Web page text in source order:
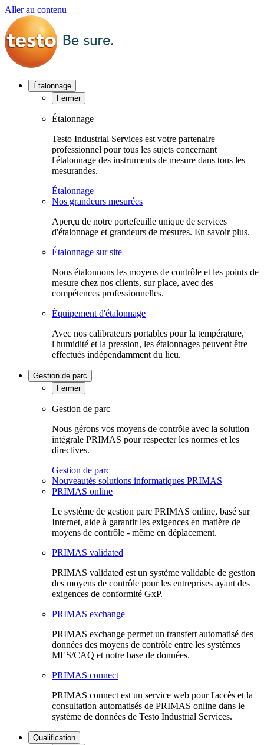
Aller au contenu
Étalonnage
Fermer
Étalonnage
Testo Industrial Services est votre partenaire
professionnel pour tous les sujets concernant
l'étalonnage des instruments de mesure dans tous les
mesurandes.
Étalonnage
Nos grandeurs mesurées
Aperçu de notre portefeuille unique de services
d'étalonnage et grandeurs de mesures. En savoir plus.
Étalonnage sur site
Nous étalonnons les moyens de contrôle et les points de
mesure chez nos clients, sur place, avec des
compétences professionnelles.
Équipement d'étalonnage
Avec nos calibrateurs portables pour la température,
l'humidité et la pression, les étalonnages peuvent être
effectués indépendamment du lieu.
Gestion de parc
Fermer
Gestion de parc
Nous gérons vos moyens de contrôle avec la solution
intégrale PRIMAS pour respecter les normes et les
directives.
Gestion de parc
Nouveautés solutions informatiques PRIMAS
PRIMAS online
Le système de gestion parc PRIMAS online, basé sur
Internet, aide à garantir les exigences en matière de
moyens de contrôle - même en déplacement.
PRIMAS validated
PRIMAS validated est un système validable de gestion
des moyens de contrôle pour les entreprises ayant des
exigences de conformité GxP.
PRIMAS exchange
PRIMAS exchange permet un transfert automatisé des
données des moyens de contrôle entre les systèmes
MES/CAQ et notre base de données.
PRIMAS connect
PRIMAS connect est un service web pour l'accès et la
consultation automatisés de PRIMAS online dans le
système de données de Testo Industrial Services.
Qualification